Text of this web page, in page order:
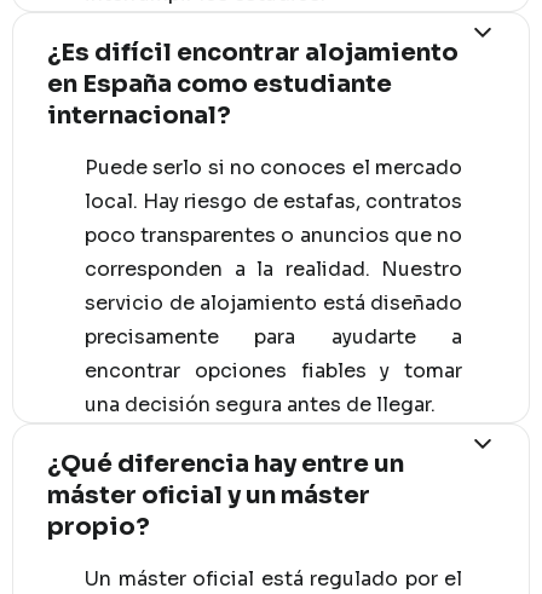
¿Es difícil encontrar alojamiento
en España como estudiante
internacional?
Puede serlo si no conoces el mercado
local. Hay riesgo de estafas, contratos
poco transparentes o anuncios que no
corresponden a la realidad. Nuestro
servicio de alojamiento está diseñado
precisamente para ayudarte a
encontrar opciones fiables y tomar
una decisión segura antes de llegar.
¿Qué diferencia hay entre un
máster oficial y un máster
propio?
Un máster oficial está regulado por el